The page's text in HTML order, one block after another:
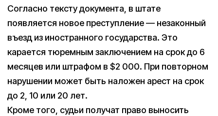
Согласно тексту документа, в штате
появляется новое преступление — незаконный
въезд из иностранного государства. Это
карается тюремным заключением на срок до 6
месяцев или штрафом в $2 000. При повторном
нарушении может быть наложен арест на срок
до 2, 10 или 20 лет.
Кроме того, судьи получат право выносить